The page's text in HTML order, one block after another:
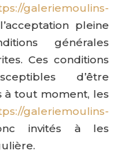
galeriemoulins-
pleine
générales
Ces conditions
d’être
à tout moment, les
galeriemoulins-
invités à les